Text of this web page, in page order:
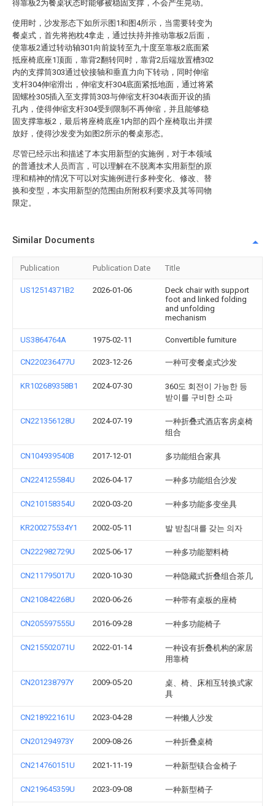
得靠板2为餐桌状态时能够被稳固支撑，不会产生晃动。
使用时，沙发形态下如所示图1和图4所示，当需要转变为
餐桌式，首先将抱枕4拿走，通过扶持并推动靠板2后面，
使靠板2通过转动轴301向前旋转至九十度至靠板2底面紧
抵座椅底座1顶面，靠背2翻转同时，靠背2后端放置槽302
内的支撑筒303通过铰接轴和垂直力向下转动，同时伸缩
支杆304伸缩滑出，伸缩支杆304底面紧抵地面，通过将紧
固螺栓305插入至支撑筒303与伸缩支杆304表面开设的插
孔内，使得伸缩支杆304受到限制不再伸缩，并且能够稳
固支撑靠板2，最后将座椅底座1内部的四个座椅取出并摆
放好，使得沙发变为如图2所示的餐桌形态。
尽管已经示出和描述了本实用新型的实施例，对于本领域
的普通技术人员而言，可以理解在不脱离本实用新型的原
理和精神的情况下可以对实施例进行多种变化、修改、替
换和变型，本实用新型的范围由所附权利要求及其等同物
限定。
Similar Documents
Publication Publication Date Title
US12514371B2 2026-01-06
Deck chair with support
foot and linked folding
and unfolding
mechanism
US3864764A 1975-02-11 Convertible furniture
CN220236477U 2023-12-26 一种可变餐桌式沙发
KR102689358B1 2024-07-30
360도 회전이 가능한 등
받이를 구비한 소파
CN221356128U 2024-07-19
一种折叠式酒店客房桌椅
组合
CN104939540B 2017-12-01 多功能组合家具
CN224125584U 2026-04-17 一种多功能组合沙发
CN210158354U 2020-03-20 一种多功能多变坐具
KR200275534Y1 2002-05-11 발 받침대를 갖는 의자
CN222982729U 2025-06-17 一种多功能塑料椅
CN211795017U 2020-10-30 一种隐藏式折叠组合茶几
CN210842268U 2020-06-26 一种带有桌板的座椅
CN205597555U 2016-09-28 一种多功能椅子
CN215502071U 2022-01-14
一种设有折叠机构的家居
用靠椅
CN201238797Y 2009-05-20
桌、椅、床相互转换式家
具
CN218922161U 2023-04-28 一种懒人沙发
CN201294973Y 2009-08-26 一种折叠桌椅
CN214760151U 2021-11-19 一种新型镁合金椅子
CN219645359U 2023-09-08 一种新型椅子